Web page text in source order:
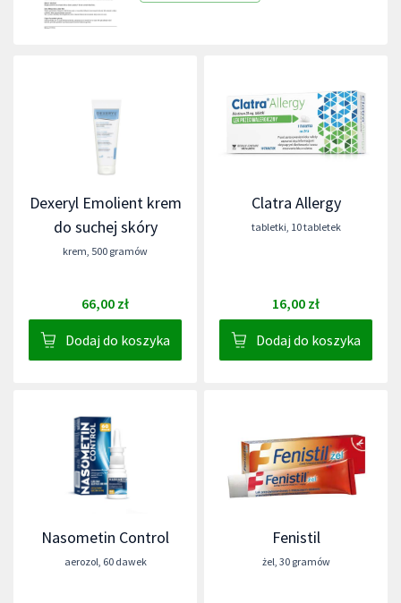
Dexeryl Emolient krem
do suchej skóry
krem 500 gramów
66,00 zł
Dodaj do koszyka
Clatra Allergy
tabletki 10 tabletek
16,00 zł
Dodaj do koszyka
Nasometin Control
aerozol 60 dawek
Fenistil
żel 30 gramów